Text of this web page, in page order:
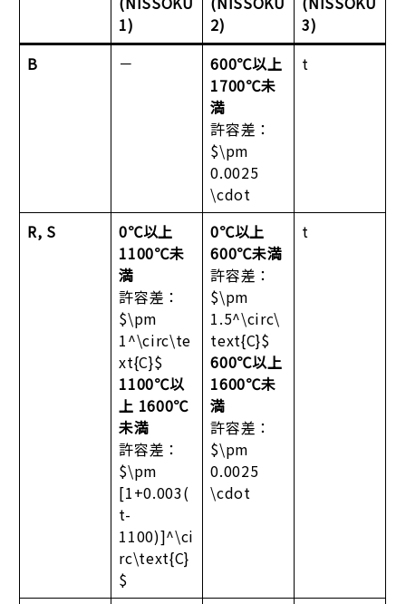
1)
2)
3)
B
－
600℃以上
1700℃未
満
許容差：
$\pm
0.0025
\cdot
t
R, S
0℃以上
1100℃未
満
許容差：
$\pm
1^\circ\te
xt{C}$
1100℃以
上 1600℃
未満
許容差：
$\pm
[1+0.003(
t-
1100)]^\ci
rc\text{C}
$
0℃以上
600℃未満
許容差：
$\pm
1.5^\circ\
text{C}$
600℃以上
1600℃未
満
許容差：
$\pm
0.0025
\cdot
t